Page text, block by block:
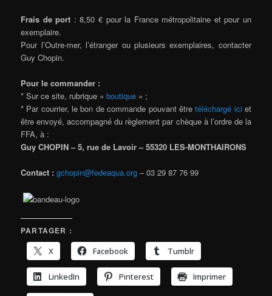
Frais de port : 8,50 € pour la France métropolitaine et pour un
exemplaire.
Pour l’Outre-mer, l’étranger ou plusieurs exemplaires, contacter
Guy Chopin.
Pour le commander :
* Sur ce site, rubrique «boutique » ;
* Par courrier, le bon de commande pouvant êtretéléchargé iciet
être envoyé, accompagné du règlement par chèque à l’ordre de la
FFA, à :
Guy CHOPIN – 5, rue de Lavoir – 55320 LES-MONTHAIRONS
Contact :gchopin@fedeaqua.org – 03 29 87 76 99
PARTAGER :
X
Facebook Tumblr
LinkedIn Pinterest Imprimer